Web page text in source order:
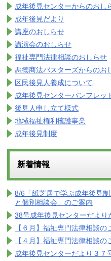
成年後見センターからのおし
成年後見だより
講座のおしらせ
講演会のおしらせ
福祉専門法律相談のおしらせ
悪徳商法バスターズからのお
区民後見人養成について
成年後見センターパンフレッ
後見人申し立て様式
地域福祉権利擁護事業
成年後見制度
新着情報
8/6「紙芝居で学ぶ成年後見
と個別相談会」のご案内
38号成年後見センターだより
【６月】福祉専門法律相談の
【４月】福祉専門法律相談の
成年後見センターだより３７